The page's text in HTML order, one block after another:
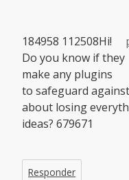
184958 112508Hi!
Do you know if they
make any plugins
to safeguard
about losing
ideas? 679671
Responder